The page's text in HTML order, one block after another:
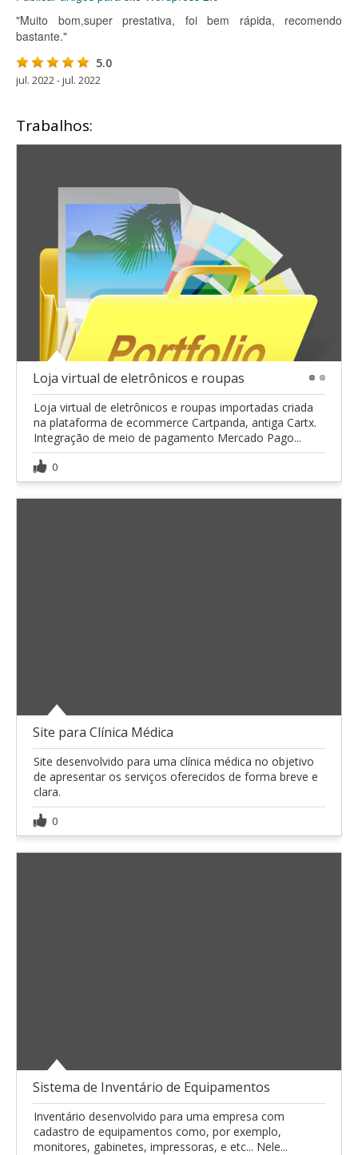
"Muito bom,super prestativa, foi bem rápida, recomendo
bastante."
5.0
jul. 2022 - jul. 2022
Trabalhos:
Loja virtual de eletrônicos e roupas
Loja virtual de eletrônicos e roupas importadas criada
na plataforma de ecommerce Cartpanda, antiga Cartx.
Integração de meio de pagamento Mercado Pago...
0
Site para Clínica Médica
Site desenvolvido para uma clínica médica no objetivo
de apresentar os serviços oferecidos de forma breve e
clara.
0
Sistema de Inventário de Equipamentos
Inventário desenvolvido para uma empresa com
cadastro de equipamentos como, por exemplo,
monitores, gabinetes, impressoras, e etc... Nele...